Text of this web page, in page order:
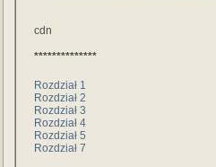
cdn
**************
Rozdział 1
Rozdział 2
Rozdział 3
Rozdział 4
Rozdział 5
Rozdział 7